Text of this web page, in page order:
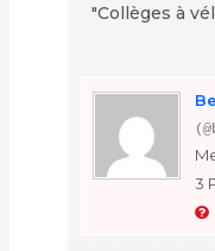
"Collèges à
3